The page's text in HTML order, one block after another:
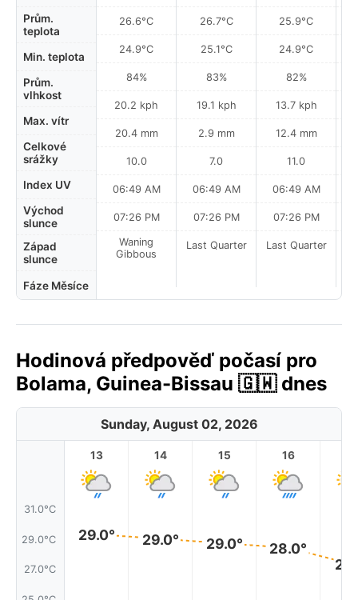
Prům.
teplota
Min. teplota
Prům.
vlhkost
Max. vítr
Celkové
srážky
Index UV
Východ
slunce
Západ
slunce
Fáze Měsíce
26.6°C
24.9°C
84%
20.2 kph
20.4 mm
10.0
06:49 AM
07:26 PM
Waning
Gibbous
26.7°C
25.1°C
83%
19.1 kph
2.9 mm
7.0
06:49 AM
07:26 PM
Last Quarter
25.9°C
24.9°C
82%
13.7 kph
12.4 mm
11.0
06:49 AM
07:26 PM
Last Quarter
Hodinová předpověď počasí pro
Bolama, Guinea-Bissau 🇬🇼 dnes
Sunday, August 02, 2026
31.0°C
29.0°C
27.0°C
13
29.0°
14
29.0°
15
29.0°
16
28.0°